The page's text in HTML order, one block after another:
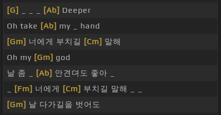
[G]
[Ab] Deeper
Oh take [Ab] my _ hand
[Gm] 너에게 부치길 [Cm] 말해
Oh my [Gm] god
날 좀 _
[Ab] 안견뎌도 좋아 _
[Fm] 너에게 [Cm] 부치길 말해 _ _
[Gm] 날 다가길을 벗어도